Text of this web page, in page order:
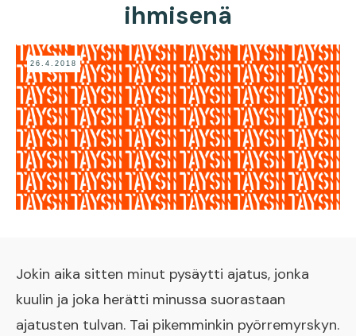
ihmisenä
26.4.2018
Jokin aika sitten minut pysäytti ajatus, jonka
kuulin ja joka herätti minussa suorastaan
ajatusten tulvan. Tai pikemminkin pyörremyrskyn.